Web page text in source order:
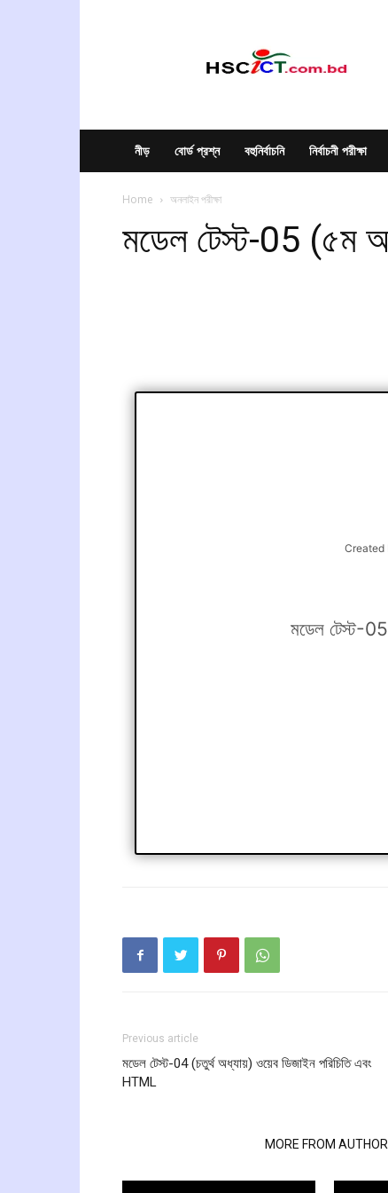
নীড় বোর্ড প্রশ্ন বহুনির্বাচনি নির্বাচনী পরীক্ষা
Home অনলাইন পরীক্ষা
মডেল টেস্ট-05 (৫ম
Created
মডেল টেস্ট-05
Previous article
মডেল টেস্ট-04 (চতুর্থ অধ্যায়) ওয়েব ডিজাইন পরিচিতি এবং
HTML
MORE FROM AUTHOR